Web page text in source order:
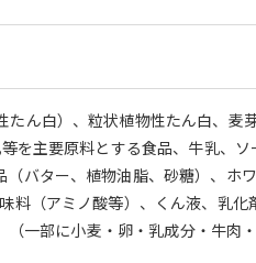
ん白）、粒状植物性たん白、麦
を主要原料とする食品、牛乳、
バター、植物油脂、砂糖）、ホ
料（アミノ酸等）、くん液、乳化
一部に小麦・卵・乳成分・牛肉